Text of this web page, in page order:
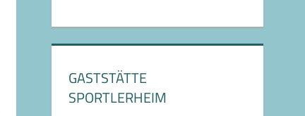
GASTSTÄTTE
SPORTLERHEIM